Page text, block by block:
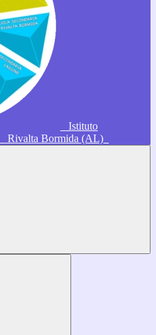
Istituto
Rivalta Bormida (AL)